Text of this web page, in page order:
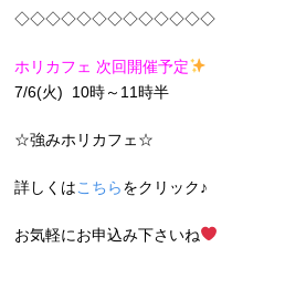
◇◇◇◇◇◇◇◇◇◇◇◇◇
ホリカフェ 次回開催予定
7/6(火) 10時～11時半
☆強みホリカフェ☆
詳しくはこちらをクリック♪
お気軽にお申込み下さいね